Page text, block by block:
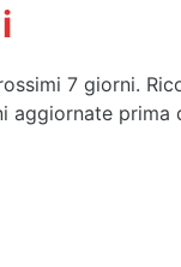
7 giorni.
aggiornate prima